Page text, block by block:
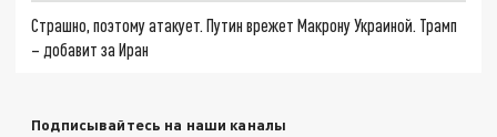
Страшно, поэтому атакует. Путин врежет Макрону Украиной. Трамп
– добавит за Иран
Подписывайтесь на наши каналы